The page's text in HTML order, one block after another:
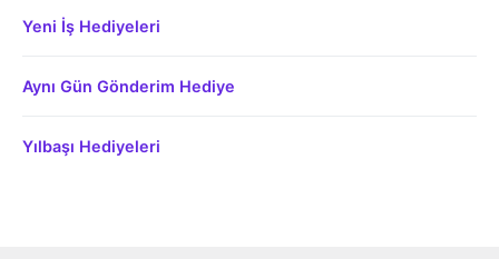
Yeni İş Hediyeleri
Aynı Gün Gönderim Hediye
Yılbaşı Hediyeleri